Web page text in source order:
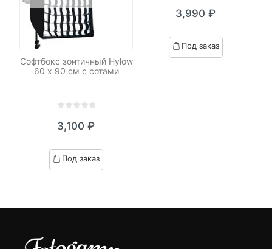
Софтбокс зонтичный Hylow
60 х 90 см с сотами
out
based
on
3,100 ₽
Под заказ
out
based
on
3,990 ₽
Под заказ